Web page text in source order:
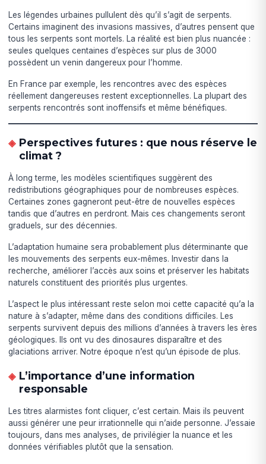
Les légendes urbaines pullulent dès qu’il s’agit de serpents.
Certains imaginent des invasions massives, d’autres pensent que
tous les serpents sont mortels. La réalité est bien plus nuancée :
seules quelques centaines d’espèces sur plus de 3000
possèdent un venin dangereux pour l’homme.
En France par exemple, les rencontres avec des espèces
réellement dangereuses restent exceptionnelles. La plupart des
serpents rencontrés sont inoffensifs et même bénéfiques.
Perspectives futures : que nous réserve le
climat ?
À long terme, les modèles scientifiques suggèrent des
redistributions géographiques pour de nombreuses espèces.
Certaines zones gagneront peut-être de nouvelles espèces
tandis que d’autres en perdront. Mais ces changements seront
graduels, sur des décennies.
L’adaptation humaine sera probablement plus déterminante que
les mouvements des serpents eux-mêmes. Investir dans la
recherche, améliorer l’accès aux soins et préserver les habitats
naturels constituent des priorités plus urgentes.
L’aspect le plus intéressant reste selon moi cette capacité qu’a la
nature à s’adapter, même dans des conditions difficiles. Les
serpents survivent depuis des millions d’années à travers les ères
géologiques. Ils ont vu des dinosaures disparaître et des
glaciations arriver. Notre époque n’est qu’un épisode de plus.
L’importance d’une information
responsable
Les titres alarmistes font cliquer, c’est certain. Mais ils peuvent
aussi générer une peur irrationnelle qui n’aide personne. J’essaie
toujours, dans mes analyses, de privilégier la nuance et les
données vérifiables plutôt que la sensation.